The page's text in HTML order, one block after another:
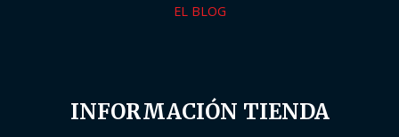
EL BLOG
INFORMACIÓN TIENDA